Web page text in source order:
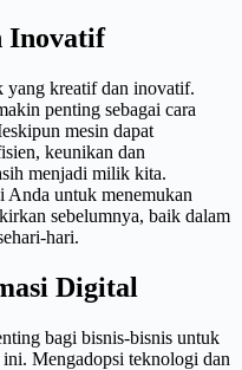
Inovatif
yang kreatif dan inovatif.
penting sebagai cara
mesin dapat
keunikan dan
menjadi milik kita.
Anda untuk menemukan
sebelumnya, baik dalam
hari.
Digital
bagi bisnis-bisnis untuk
Mengadopsi teknologi dan